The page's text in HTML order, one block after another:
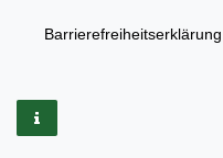
Barrierefreiheitserklärung